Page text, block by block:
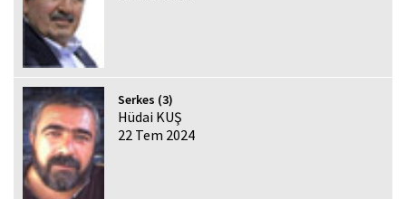
Serkes (3)
Hüdai KUŞ
22 Tem 2024